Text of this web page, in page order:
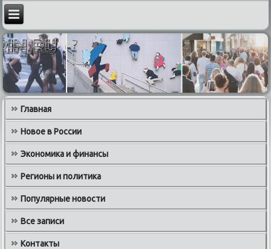
Главная
Новое в России
Экономика и финансы
Регионы и политика
Популярные новости
Все записи
Контакты